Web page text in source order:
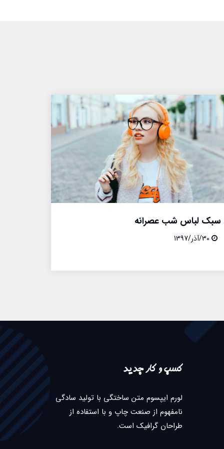
سبک لباس شب عصرانه
کسب و کار جدید
لورم ایپسوم متن ساختگی با تولید سادگی
نامفهوم از صنعت چاپ و با استفاده از
طراحان گرافیک است.